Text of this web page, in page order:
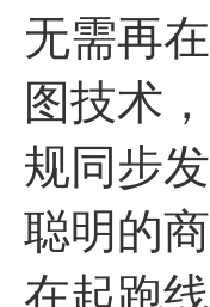
无需再
图技术
规同步发
聪明的
在起跑线